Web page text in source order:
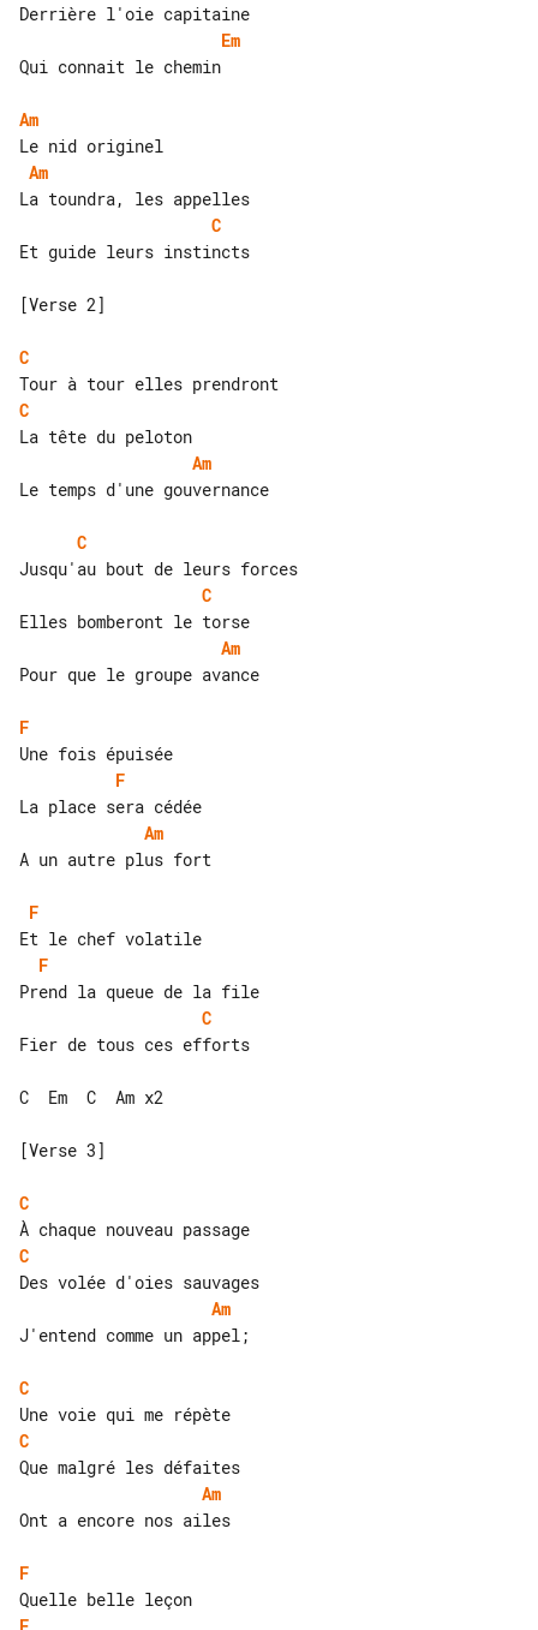
Em
Qui connait le chemin
Am
Am
C
Et guide leurs instincts
[Verse 2]
C
C
Am
Le temps d'une gouvernance
C
C
Am
Pour que le groupe avance
F
F
Am
A un autre plus fort
F
F
C
Fier de tous ces efforts
C  Em  C  Am x2
[Verse 3]
C
C
Am
J'entend comme un appel;
C
C
Am
Ont a encore nos ailes
F